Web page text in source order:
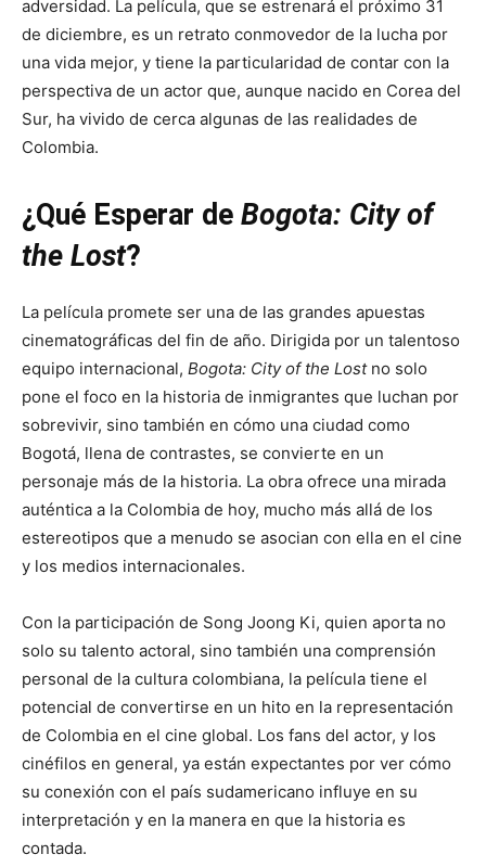
adversidad. La película, que se estrenará el próximo 31
de diciembre, es un retrato conmovedor de la lucha por
una vida mejor, y tiene la particularidad de contar con la
perspectiva de un actor que, aunque nacido en Corea del
Sur, ha vivido de cerca algunas de las realidades de
Colombia.
¿Qué Esperar de Bogota: City of
the Lost?
La película promete ser una de las grandes apuestas
cinematográficas del fin de año. Dirigida por un talentoso
equipo internacional, Bogota: City of the Lostno solo
pone el foco en la historia de inmigrantes que luchan por
sobrevivir, sino también en cómo una ciudad como
Bogotá, llena de contrastes, se convierte en un
personaje más de la historia. La obra ofrece una mirada
auténtica a la Colombia de hoy, mucho más allá de los
estereotipos que a menudo se asocian con ella en el cine
y los medios internacionales.
Con la participación de Song Joong Ki, quien aporta no
solo su talento actoral, sino también una comprensión
personal de la cultura colombiana, la película tiene el
potencial de convertirse en un hito en la representación
de Colombia en el cine global. Los fans del actor, y los
cinéfilos en general, ya están expectantes por ver cómo
su conexión con el país sudamericano influye en su
interpretación y en la manera en que la historia es
contada.